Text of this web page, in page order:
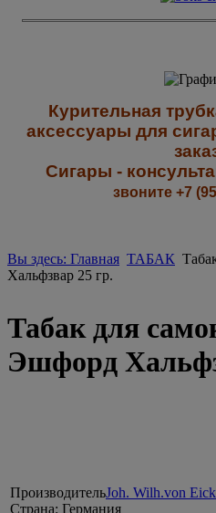
Курительная
аксессуары для
Сигары - к
звоните +7
Вы здесь: Главная ТАБАК
Хальфзвар 25 гр.
Табак для
Эшфорд
ПроизводительJoh. Wilh.von
Страна: Германия